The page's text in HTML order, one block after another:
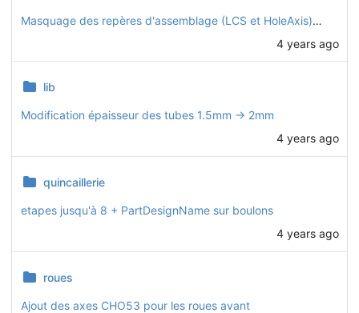
Masquage des repères d'assemblage (LCS et HoleAxis) sur toutes les pièces
4 years ago
lib
Modification épaisseur des tubes 1.5mm -> 2mm
4 years ago
quincaillerie
etapes jusqu'à 8 + PartDesignName sur boulons
4 years ago
roues
Ajout des axes CHO53 pour les roues avant